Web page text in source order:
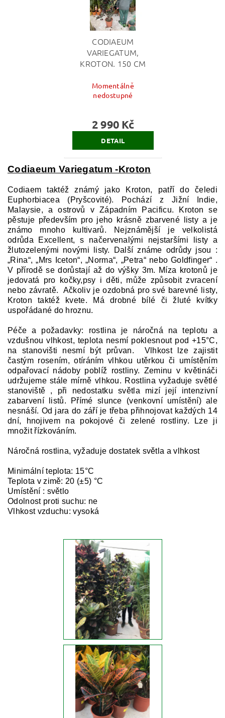
Codiaeum Variegatum -Kroton
Codiaem taktéž známý jako Kroton, patří do čeledi
Euphorbiacea (Pryšcovité). Pochází z Jižní Indie,
Malaysie, a ostrovů v Západním Pacificu. Kroton se
pěstuje především pro jeho krásně zbarvené listy a je
známo mnoho kultivarů. Nejznámější je velkolistá
odrůda Excellent, s načervenalými nejstaršími listy a
žlutozelenými novými listy. Další známe odrůdy jsou :
„Rina“, „Mrs Iceton“, „Norma“, „Petra“ nebo Goldfinger“ .
V přírodě se dorůstají až do výšky 3m. Míza krotonů je
jedovatá pro kočky,psy i děti, může způsobit zvracení
nebo závratě. Ačkoliv je ozdobná pro své barevné listy,
Kroton taktéž kvete. Má drobné bílé či žluté kvítky
uspořádané do hroznu.
Péče a požadavky: rostlina je náročná na teplotu a
vzdušnou vlhkost, teplota nesmí poklesnout pod +15°C,
na stanovišti nesmí být průvan. Vlhkost lze zajistit
častým rosením, otíráním vlhkou utěrkou či umístěním
odpařovací nádoby poblíž rostliny. Zeminu v květináči
udržujeme stále mírně vlhkou. Rostlina vyžaduje světlé
stanoviště , při nedostatku světla mizí její intenzivní
zabarvení listů. Přímé slunce (venkovní umístění) ale
nesnáší. Od jara do září je třeba přihnojovat každých 14
dní, hnojivem na pokojové či zelené rostliny. Lze ji
množit řízkováním.
Náročná rostlina, vyžaduje dostatek světla a vlhkost
Minimální teplota: 15°C
Teplota v zimě: 20 (±5) °C
Umístění : světlo
Odolnost proti suchu: ne
Vlhkost vzduchu: vysoká
CODIAEUM
VARIEGATUM,
KROTON. 150 CM
Momentálně
nedostupné
2 990 Kč
DETAIL